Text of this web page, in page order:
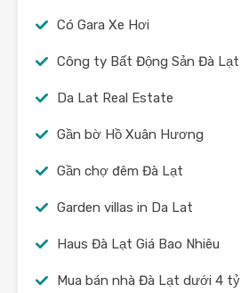
Có Gara Xe Hơi
Công ty Bất Động Sản Đà Lạt
Da Lat Real Estate
Gần bờ Hồ Xuân Hương
Gần chợ đêm Đà Lạt
Garden villas in Da Lat
Haus Đà Lạt Giá Bao Nhiêu
Mua bán nhà Đà Lạt dưới 4 tỷ